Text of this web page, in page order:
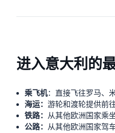
进入意大利的
乘飞机：直接飞往罗马、
海运： 游轮和渡轮提供前
铁路： 从其他欧洲国家乘
公路： 从其他欧洲国家驾